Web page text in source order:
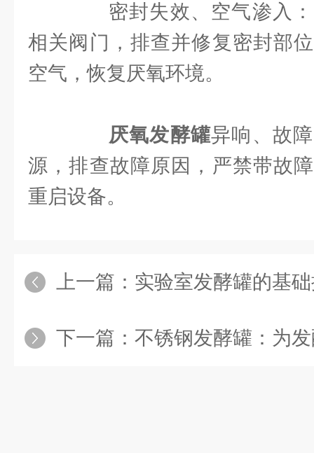
密封失效、空气渗入：
相关阀门，排查并修复密封部
空气，恢复厌氧环境。
厌氧发酵罐异响、故
源，排查故障原因，严禁带故
重启设备。
上一篇： 实验室发酵罐的基
下一篇： 不锈钢发酵罐：为发酵